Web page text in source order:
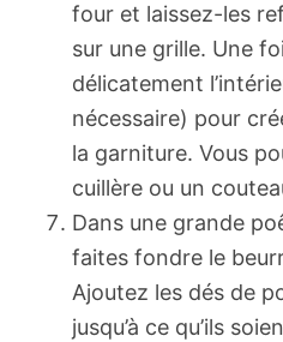
four et laissez-les
sur une grille. Une
délicatement
nécessaire) pour
la garniture. Vous
cuillère ou un
Dans une grande
faites fondre le
Ajoutez les dés de
jusqu’à ce qu’ils